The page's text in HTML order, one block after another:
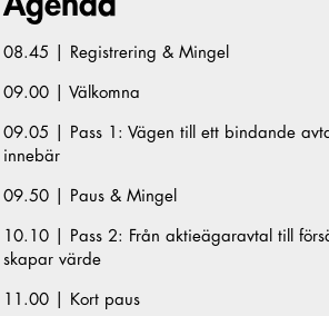
08.45 | Registrering & Mingel
09.00 | Välkomna
09.05 | Pass 1: Vägen till ett bindande
innebär
09.50 | Paus & Mingel
10.10 | Pass 2: Från aktieägaravtal till
skapar värde
11.00 | Kort paus